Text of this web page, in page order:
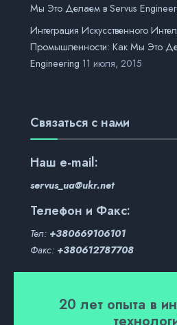
Мы Это Делаем в Servus
Интеграция Искусственного
Промышленности: Как Мы Это
Engineering 11 июля, 2015
Связаться с нами
Наш e-mail:
servus_ua@ukr.net
Телефон и Факс:
Тел: +380669106101
Факс: +380612787708
20 лет опыта в